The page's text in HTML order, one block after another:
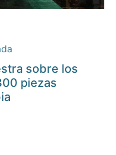
sobre los
piezas